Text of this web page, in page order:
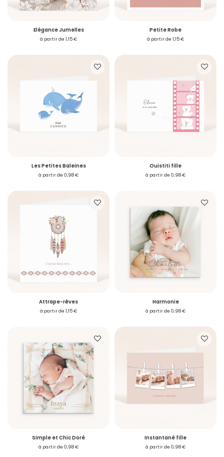
Elégance Jumelles
à partir de 1,15 €
Petite Robe
à partir de 1,15 €
Les Petites Baleines
à partir de 0,98 €
Ouistiti fille
à partir de 0,98 €
Attrape-rêves
à partir de 1,15 €
Harmonie
à partir de 0,98 €
Simple et Chic Doré
à partir de 0,98 €
Instantané fille
à partir de 0,98 €